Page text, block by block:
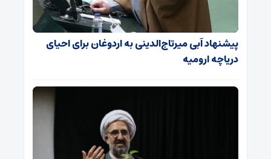
پیشنهاد آبی میرتاج‌الدینی‌ به اردوغان برای احیای
دریاچه ارومیه